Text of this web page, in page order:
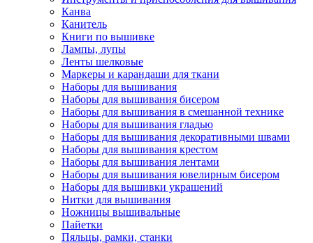
Канва
Канитель
Книги по вышивке
Лампы, лупы
Ленты шелковые
Маркеры и карандаши для ткани
Наборы для вышивания
Наборы для вышивания бисером
Наборы для вышивания в смешанной технике
Наборы для вышивания гладью
Наборы для вышивания декоративными швами
Наборы для вышивания крестом
Наборы для вышивания лентами
Наборы для вышивания ювелирным бисером
Наборы для вышивки украшений
Нитки для вышивания
Ножницы вышивальные
Пайетки
Пяльцы, рамки, станки